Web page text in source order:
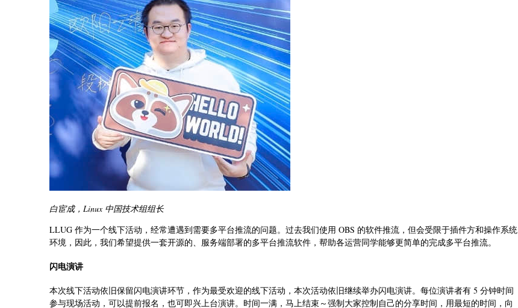
白宦成，Linux 中国技术组组长
LLUG 作为一个线下活动，经常遭遇到需要多平台推流的问题。过去我们使用 OBS 的软件推流，但会受限于插件方和操作系统
环境，因此，我们希望提供一套开源的、服务端部署的多平台推流软件，帮助各运营同学能够更简单的完成多平台推流。
闪电演讲
本次线下活动依旧保留闪电演讲环节，作为最受欢迎的线下活动，本次活动依旧继续举办闪电演讲。每位演讲者有 5 分钟时间
参与现场活动，可以提前报名，也可即兴上台演讲。时间一满，马上结束～强制大家控制自己的分享时间，用最短的时间，向